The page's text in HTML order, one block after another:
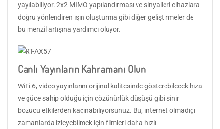
yayılabiliyor. 2x2 MIMO yapılandırması ve sinyalleri cihazlara
doğru yönlendiren ışın oluşturma gibi diğer geliştirmeler de
bu menzil artışına yardımcı oluyor.
Canlı Yayınların Kahramanı Olun
WiFi 6, video yayınlarını orijinal kalitesinde gösterebilecek hıza
ve güce sahip olduğu için çözünürlük düşüşü gibi sinir
bozucu etkilerden kaçınabiliyorsunuz. Bu, internet olmadığı
zamanlarda izleyebilmek için filmleri daha hızlı